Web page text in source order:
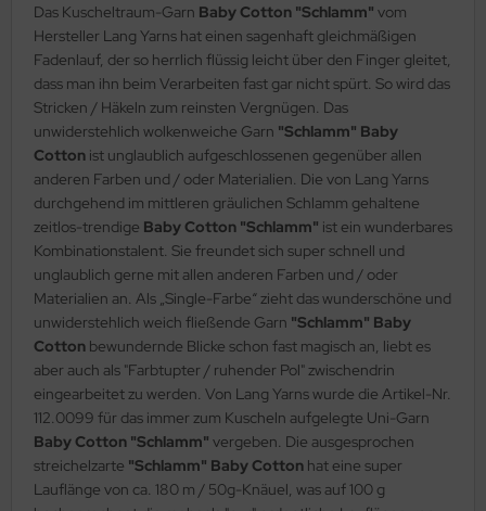
Das Kuscheltraum-Garn Baby Cotton "Schlamm" vom
Hersteller Lang Yarns hat einen sagenhaft gleichmäßigen
Fadenlauf, der so herrlich flüssig leicht über den Finger gleitet,
dass man ihn beim Verarbeiten fast gar nicht spürt. So wird das
Stricken / Häkeln zum reinsten Vergnügen. Das
unwiderstehlich wolkenweiche Garn "Schlamm" Baby
Cotton ist unglaublich aufgeschlossenen gegenüber allen
anderen Farben und / oder Materialien. Die von Lang Yarns
durchgehend im mittleren gräulichen Schlamm gehaltene
zeitlos-trendige Baby Cotton "Schlamm" ist ein wunderbares
Kombinationstalent. Sie freundet sich super schnell und
unglaublich gerne mit allen anderen Farben und / oder
Materialien an. Als „Single-Farbe“ zieht das wunderschöne und
unwiderstehlich weich fließende Garn "Schlamm" Baby
Cotton bewundernde Blicke schon fast magisch an, liebt es
aber auch als "Farbtupter / ruhender Pol" zwischendrin
eingearbeitet zu werden. Von Lang Yarns wurde die Artikel-Nr.
112.0099 für das immer zum Kuscheln aufgelegte Uni-Garn
Baby Cotton "Schlamm" vergeben. Die ausgesprochen
streichelzarte "Schlamm" Baby Cotton hat eine super
Lauflänge von ca. 180 m / 50g-Knäuel, was auf 100 g